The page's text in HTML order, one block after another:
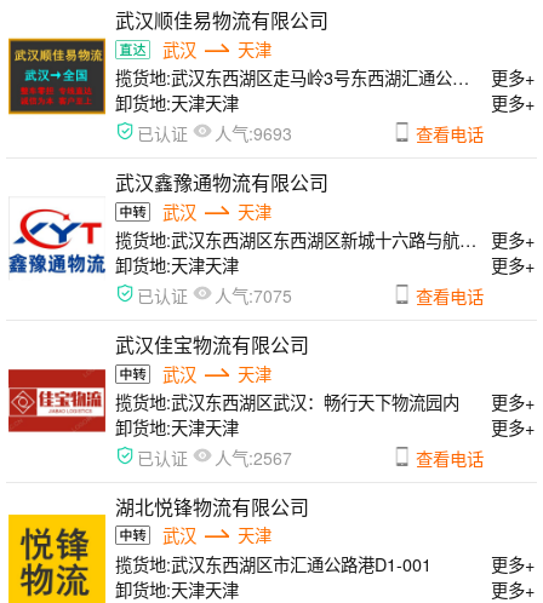
武汉顺佳易物流有限公司
武汉
天津
揽货地:武汉东西湖区走马岭3号东西湖汇通公路港
更多+
卸货地:天津天津 更多+
已认证 人气:9693 查看电话
武汉鑫豫通物流有限公司
武汉
天津
揽货地:武汉东西湖区东西湖区新城十六路与航嘉中路互联港物流园A栋
更多+
卸货地:天津天津 更多+
已认证 人气:7075 查看电话
武汉佳宝物流有限公司
武汉
天津
揽货地:武汉东西湖区武汉：畅行天下物流园内
更多+
卸货地:天津天津 更多+
已认证 人气:2567 查看电话
湖北悦锋物流有限公司
武汉
天津
揽货地:武汉东西湖区市汇通公路港D1-001
更多+
卸货地:天津天津 更多+